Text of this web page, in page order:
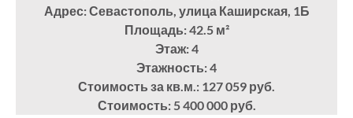
Адрес: Севастополь, улица Каширская, 1Б
Площадь: 42.5м²
Этаж: 4
Этажность: 4
Стоимость за кв.м.: 127 059 руб.
Стоимость: 5 400 000 руб.